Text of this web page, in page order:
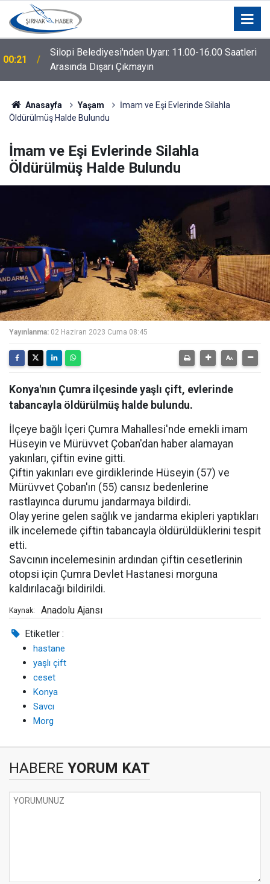
00:21
Silopi Belediyesi'nden Uyarı: 11.00-16.00 Saatleri
Arasında Dışarı Çıkmayın
Anasayfa Yaşam
İmam ve Eşi Evlerinde Silahla
Öldürülmüş Halde Bulundu
İmam ve Eşi Evlerinde Silahla
Öldürülmüş Halde Bulundu
Yayınlanma: 02 Haziran 2023 Cuma 08:45
Konya'nın Çumra ilçesinde yaşlı çift, evlerinde
tabancayla öldürülmüş halde bulundu.
İlçeye bağlı İçeri Çumra Mahallesi'nde emekli imam
Hüseyin ve Mürüvvet Çoban'dan haber alamayan
yakınları, çiftin evine gitti.
Çiftin yakınları eve girdiklerinde Hüseyin (57) ve
Mürüvvet Çoban'ın (55) cansız bedenlerine
rastlayınca durumu jandarmaya bildirdi.
Olay yerine gelen sağlık ve jandarma ekipleri yaptıkları
ilk incelemede çiftin tabancayla öldürüldüklerini tespit
etti.
Savcının incelemesinin ardından çiftin cesetlerinin
otopsi için Çumra Devlet Hastanesi morguna
kaldırılacağı bildirildi.
Kaynak: Anadolu Ajansı
Etiketler :
hastane
yaşlı çift
ceset
Konya
Savcı
Morg
HABERE YORUM KAT